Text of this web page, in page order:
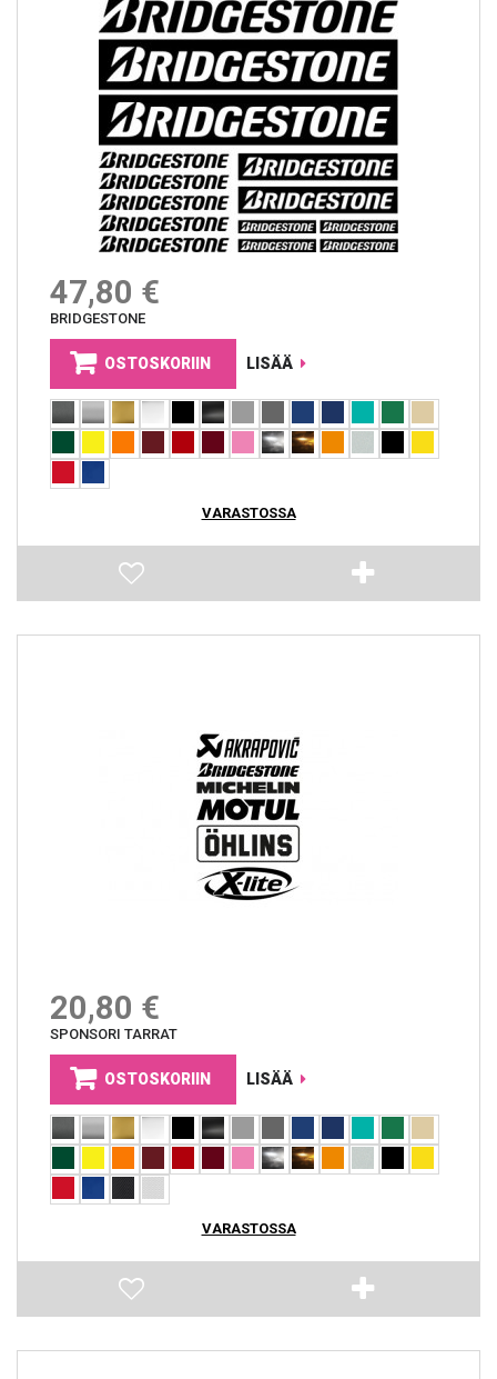
47,80 €
BRIDGESTONE
OSTOSKORIIN LISÄÄ
VARASTOSSA
20,80 €
SPONSORI TARRAT
OSTOSKORIIN LISÄÄ
VARASTOSSA